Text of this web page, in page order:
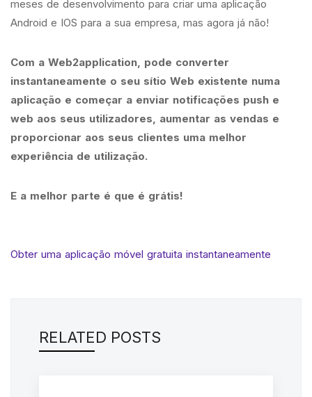
meses de desenvolvimento para criar uma aplicação
Android e IOS para a sua empresa, mas agora já não!
Com a Web2application, pode converter
instantaneamente o seu sítio Web existente numa
aplicação e começar a enviar notificações push e
web aos seus utilizadores, aumentar as vendas e
proporcionar aos seus clientes uma melhor
experiência de utilização.
E a melhor parte é que é grátis!
Obter uma aplicação móvel gratuita instantaneamente
RELATED POSTS